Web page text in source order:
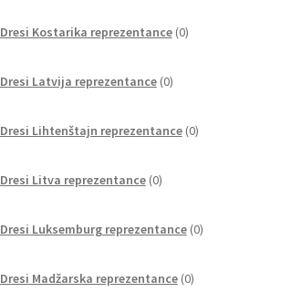
Dresi Kostarika reprezentance 0izdelkov
Dresi Latvija reprezentance 0izdelkov
Dresi Lihtenštajn reprezentance 0izdelkov
Dresi Litva reprezentance 0izdelkov
Dresi Luksemburg reprezentance 0izdelkov
Dresi Madžarska reprezentance 0izdelkov